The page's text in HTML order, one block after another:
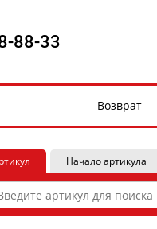
88-33
Возврат
Начало артикула